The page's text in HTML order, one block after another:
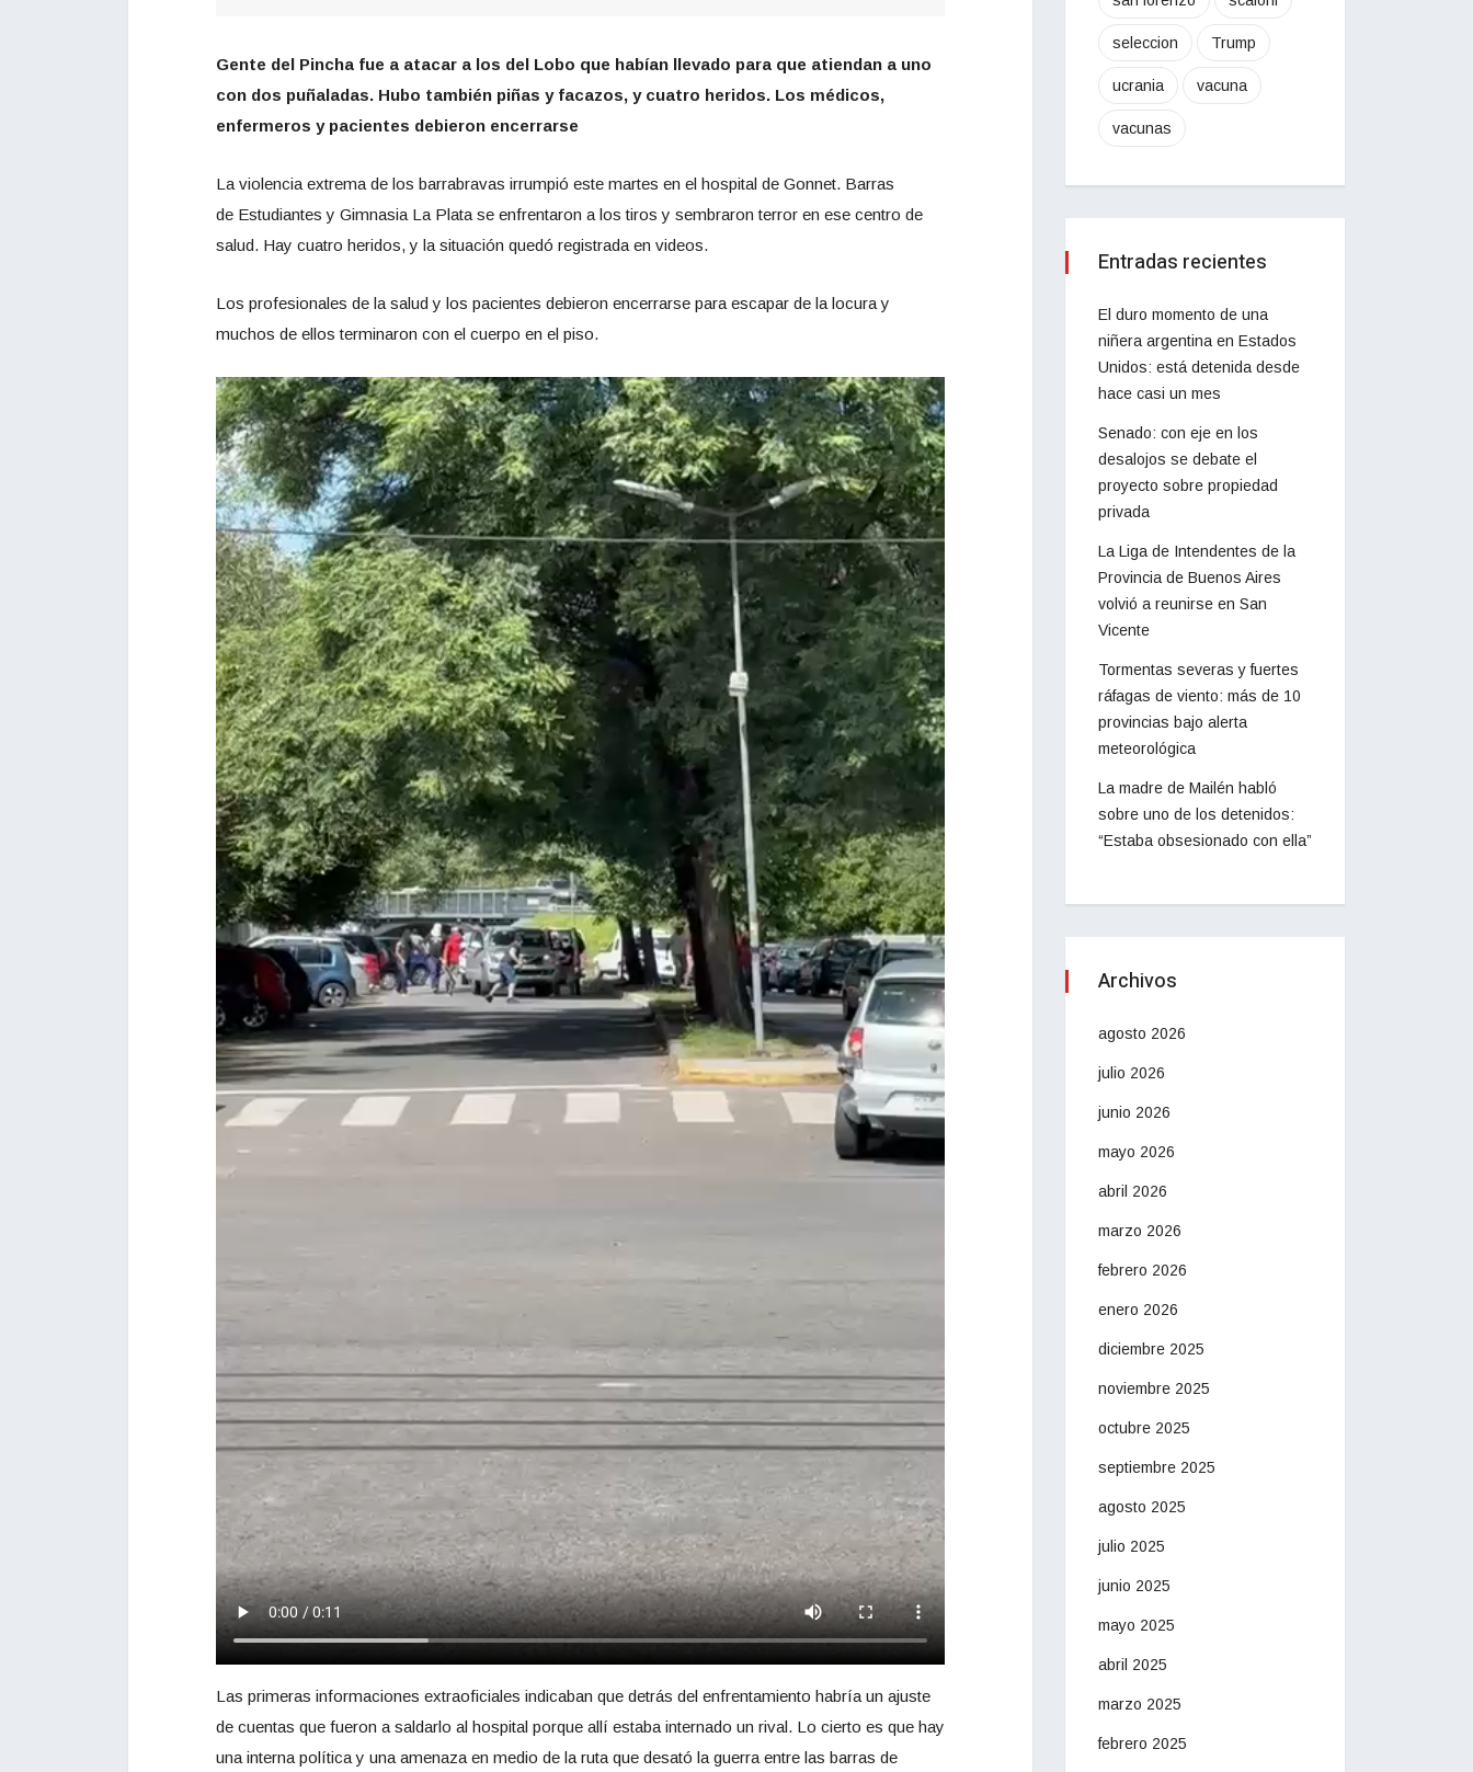
Gente del Pincha fue a atacar a los del Lobo que habían llevado para que atiendan a uno
con dos puñaladas. Hubo también piñas y facazos, y cuatro heridos. Los médicos,
enfermeros y pacientes debieron encerrarse
La violencia extrema de los barrabravas irrumpió este martes en el hospital de Gonnet. Barras
de Estudiantes y Gimnasia La Plata se enfrentaron a los tiros y sembraron terror en ese centro de
salud. Hay cuatro heridos, y la situación quedó registrada en videos.
Los profesionales de la salud y los pacientes debieron encerrarse para escapar de la locura y
muchos de ellos terminaron con el cuerpo en el piso.
Las primeras informaciones extraoficiales indicaban que detrás del enfrentamiento habría un ajuste
de cuentas que fueron a saldarlo al hospital porque allí estaba internado un rival. Lo cierto es que hay
una interna política y una amenaza en medio de la ruta que desató la guerra entre las barras de
seleccion Trump
ucrania vacuna
vacunas
Entradas recientes
El duro momento de una
niñera argentina en Estados
Unidos: está detenida desde
hace casi un mes
Senado: con eje en los
desalojos se debate el
proyecto sobre propiedad
privada
La Liga de Intendentes de la
Provincia de Buenos Aires
volvió a reunirse en San
Vicente
Tormentas severas y fuertes
ráfagas de viento: más de 10
provincias bajo alerta
meteorológica
La madre de Mailén habló
sobre uno de los detenidos:
“Estaba obsesionado con ella”
Archivos
agosto 2026
julio 2026
junio 2026
mayo 2026
abril 2026
marzo 2026
febrero 2026
enero 2026
diciembre 2025
noviembre 2025
octubre 2025
septiembre 2025
agosto 2025
julio 2025
junio 2025
mayo 2025
abril 2025
marzo 2025
febrero 2025